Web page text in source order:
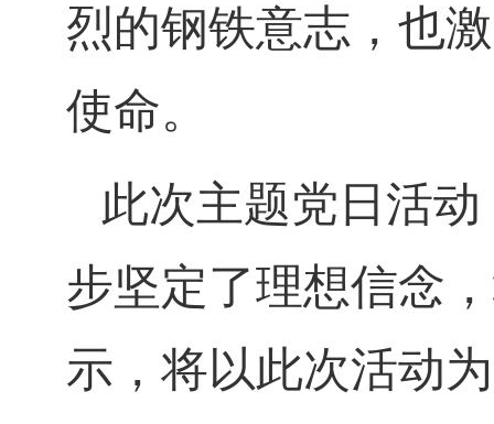
烈的钢铁意志，也
使命。
此次主题党日活
步坚定了理想信念
示，将以此次活动